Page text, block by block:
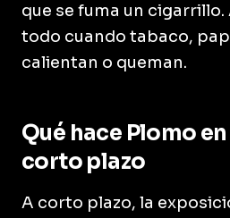
que se fuma un
todo cuando tabaco,
calientan o queman.
Qué hace Plomo
corto plazo
A corto plazo, la